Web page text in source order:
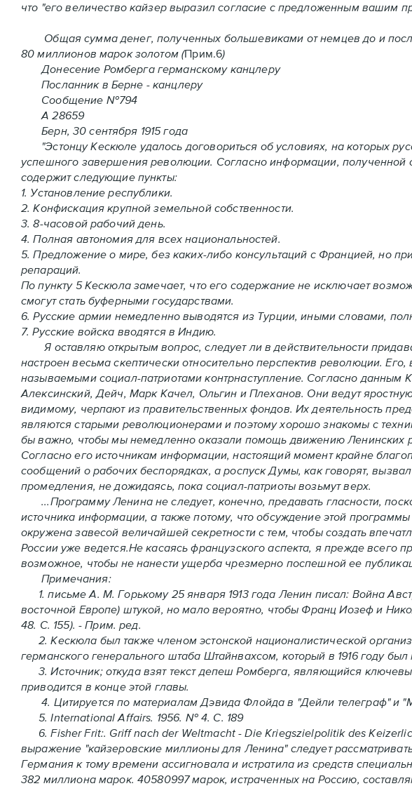
что "его величество кайзер выразил согласие с предложенным вашим
Общая сумма денег, полученных большевиками от немцев до и
80 миллионов марок золотом (Прим.6)
Донесение Ромберга германскому канцлеру
Посланник в Берне - канцлеру
Сообщение №794
А 28659
Берн, 30 сентября 1915 года
"Эстонцу Кескюле удалось договориться об условиях, на которых
успешного завершения революции. Согласно информации,
содержит следующие пункты:
1. Установление республики.
2. Конфискация крупной земельной собственности.
3. 8-часовой рабочий день.
4. Полная автономия для всех национальностей.
5. Предложение о мире, без каких-либо консультаций с Францией, но
репараций.
По пункту 5 Кескюла замечает, что его содержание не исключает
смогут стать буферными государствами.
6. Русские армии немедленно выводятся из Турции, иными словами,
7. Русские войска вводятся в Индию.
Я оставляю открытым вопрос, следует ли в действительности
настроен весьма скептически относительно перспектив революции.
называемыми социал-патриотами контрнаступление. Согласно данным
Алексинский, Дейч, Марк Качел, Ольгин и Плеханов. Они ведут
видимому, черпают из правительственных фондов. Их деятельность
являются старыми революционерами и поэтому хорошо знакомы с
бы важно, чтобы мы немедленно оказали помощь движению Ленинских
Согласно его источникам информации, настоящий момент крайне
сообщений о рабочих беспорядках, а роспуск Думы, как говорят,
промедления, не дожидаясь, пока социал-патриоты возьмут верх.
...Программу Ленина не следует, конечно, предавать гласности,
источника информации, а также потому, что обсуждение этой
окружена завесой величайшей секретности с тем, чтобы создать
России уже ведется.Не касаясь французского аспекта, я прежде всего
возможное, чтобы не нанести ущерба чрезмерно поспешной ее
Примечания:
1. письме А. М. Горькому 25 января 1913 года Ленин писал: Война
восточной Европе) штукой, но мало вероятно, чтобы Франц Иозеф и
48. С. 155). - Прим. ред.
2. Кескюла был также членом эстонской националистической
германского генерального штаба Штайнвахсом, который в 1916 году
3. Источник; откуда взят текст депеш Ромберга, являющийся
приводится в конце этой главы.
4. Цитируется по материалам Дэвида Флойда в "Дейли телеграф" и
5. International Affairs. 1956. № 4. С. 189
6. Fisher Frit:. Griff nach der Weltmacht - Die Kriegszielpolitik des
выражение "кайзеровские миллионы для Ленина" следует
Германия к тому времени ассигновала и истратила из средств
382 миллиона марок. 40580997 марок, истраченных на Россию,